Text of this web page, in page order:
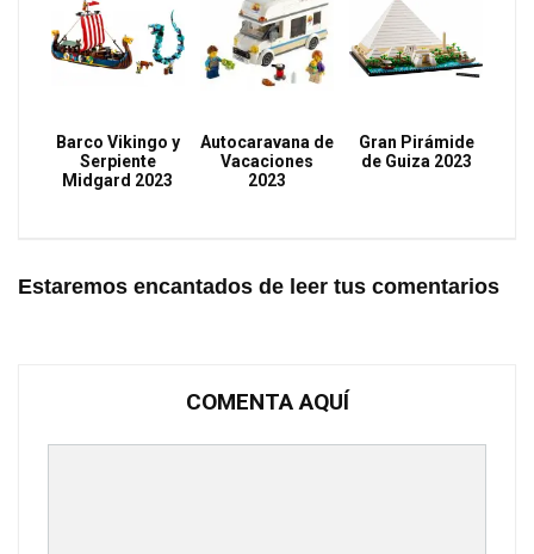
Barco Vikingo y
Serpiente
Midgard 2023
Autocaravana de
Vacaciones
2023
Gran Pirámide
de Guiza 2023
Estaremos encantados de leer tus comentarios
COMENTA AQUÍ